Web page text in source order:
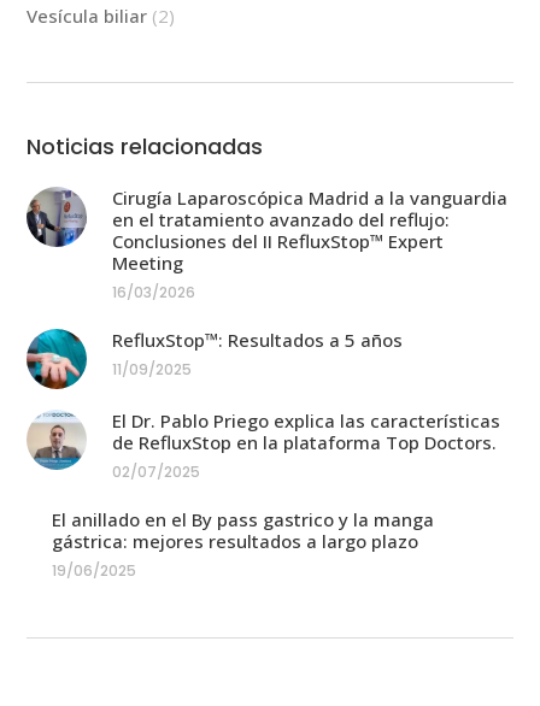
Vesícula biliar (2)
Noticias relacionadas
Cirugía Laparoscópica Madrid a la vanguardia
en el tratamiento avanzado del reflujo:
Conclusiones del II RefluxStop™ Expert
Meeting
16/03/2026
RefluxStop™: Resultados a 5 años
11/09/2025
El Dr. Pablo Priego explica las características
de RefluxStop en la plataforma Top Doctors.
02/07/2025
El anillado en el By pass gastrico y la manga
gástrica: mejores resultados a largo plazo
19/06/2025